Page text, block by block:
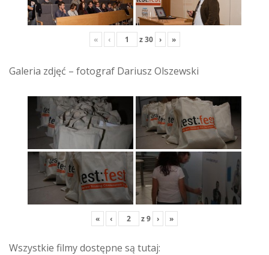
« ‹ z30 › »
Galeria zdjęć – fotograf Dariusz Olszewski
« ‹ z9 › »
Wszystkie filmy dostępne są tutaj: